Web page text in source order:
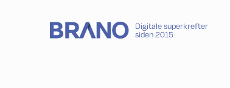
Digitale superkrefter
siden 2015